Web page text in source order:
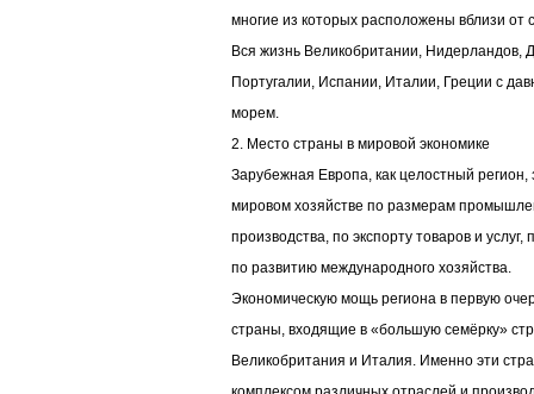
многие из которых расположены вблизи от
Вся жизнь Великобритании, Нидерландов,
Португалии, Испании, Италии, Греции с
морем.
2. Место страны в мировой экономике
Зарубежная Европа, как целостный
мировом хозяйстве по размерам
производства, по экспорту товаров и
по развитию международного хозяйства.
Экономическую мощь региона в первую
страны, входящие в «большую семёрку»
Великобритания и Италия. Именно эти